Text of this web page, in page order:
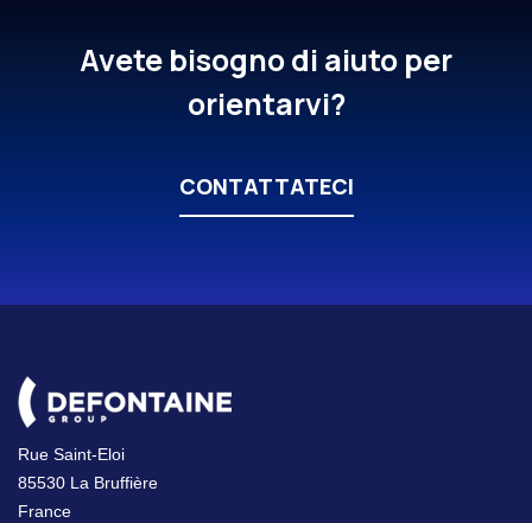
Avete bisogno di aiuto per
orientarvi?
CONTATTATECI
Rue Saint-Eloi
85530 La Bruffière
France